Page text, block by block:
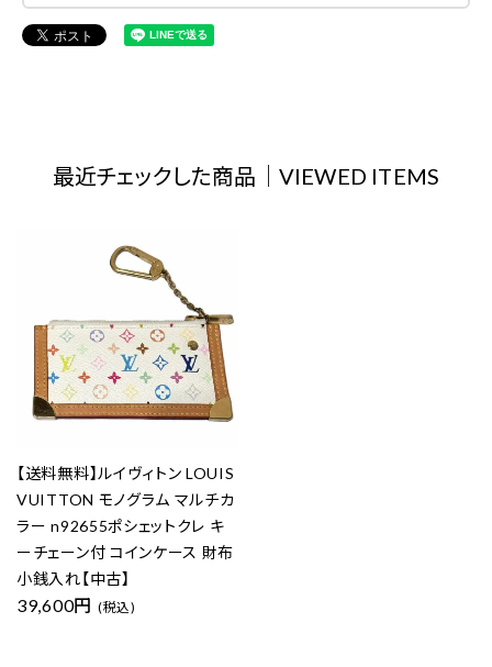
最近チェックした商品｜VIEWED ITEMS
【送料無料】ルイヴィトン LOUIS
VUITTON モノグラム マルチカ
ラー n92655ポシェットクレ キ
ーチェーン付 コインケース 財布
小銭入れ【中古】
39,600円 (税込)